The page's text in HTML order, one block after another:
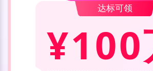
达标可领
¥100